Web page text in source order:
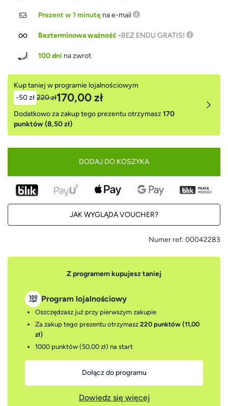
Prezent w 1 minutę na e-mail
Bezterminowa ważność-BEZ ENDU GRATIS!
100 dni na zwrot
Kup taniej w programie lojalnościowym
-50 zł 220 zł170,00 zł
Dodatkowo za zakup tego prezentu otrzymasz170
punktów (8,50 zł)
DODAJ DO KOSZYKA
JAK WYGLĄDA VOUCHER?
Numer ref: 00042283
Z programem kupujesz taniej
Program lojalnościowy
Oszczędzasz już przy pierwszym zakupie
Za zakup tego prezentu otrzymasz 220 punktów (11,00
zł)
1000 punktów (50,00 zł) na start
Dołącz do programu
Dowiedz się więcej